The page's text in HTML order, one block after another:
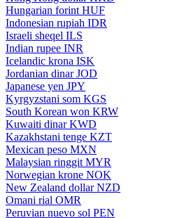
Hungarian forint HUF
Indonesian rupiah IDR
Israeli sheqel ILS
Indian rupee INR
Icelandic krona ISK
Jordanian dinar JOD
Japanese yen JPY
Kyrgyzstani som KGS
South Korean won KRW
Kuwaiti dinar KWD
Kazakhstani tenge KZT
Mexican peso MXN
Malaysian ringgit MYR
Norwegian krone NOK
New Zealand dollar NZD
Omani rial OMR
Peruvian nuevo sol PEN